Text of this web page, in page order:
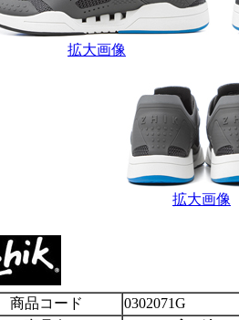
拡大画像
拡大画像
商品コード 0302071G